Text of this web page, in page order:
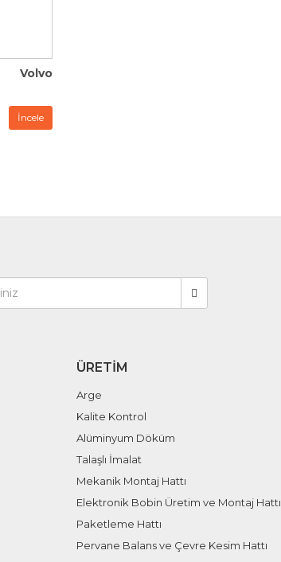
Volvo
İncele
ÜRETIM
Arge
Kalite Kontrol
Alüminyum Döküm
Talaşlı İmalat
Mekanik Montaj Hattı
Elektronik Bobin Üretim ve Montaj Hattı
Paketleme Hattı
Pervane Balans ve Çevre Kesim Hattı